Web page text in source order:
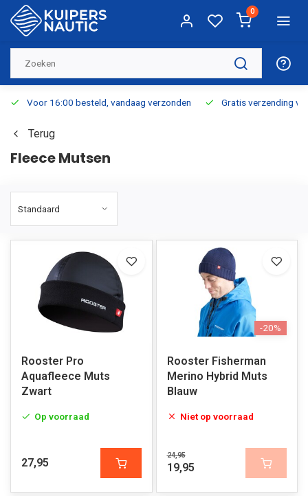
0
Voor 16:00 besteld, vandaag verzonden Gratis verzending
Terug
Fleece Mutsen
Rooster Pro
Aquafleece Muts
Zwart
Op voorraad
27,95
-20%
Rooster Fisherman
Merino Hybrid Muts
Blauw
Niet op voorraad
24,95
19,95